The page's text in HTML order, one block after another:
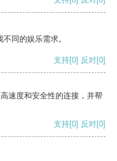
同的娱乐需求。
支持[0] 反对[0]
速度和安全性的连接，并帮
支持[0] 反对[0]